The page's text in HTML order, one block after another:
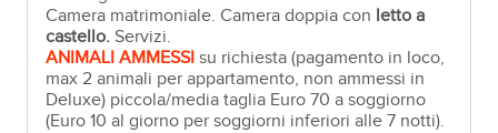
Camera matrimoniale. Camera doppia con letto a
castello. Servizi.
ANIMALI AMMESSI su richiesta (pagamento in loco,
max 2 animali per appartamento, non ammessi in
Deluxe) piccola/media taglia Euro 70 a soggiorno
(Euro 10 al giorno per soggiorni inferiori alle 7 notti).